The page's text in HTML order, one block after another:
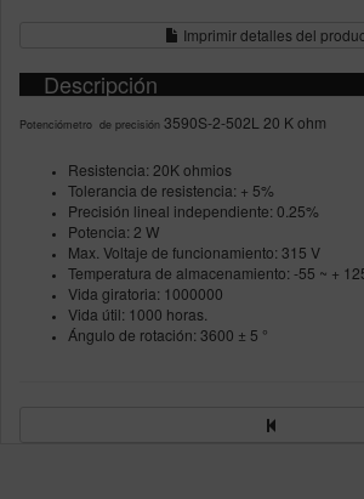
Imprimir detalles del
Descripción
Potenciómetro de precisión 3590S-2-502L 20 K ohm
Resistencia: 20K ohmios
Tolerancia de resistencia: + 5%
Precisión lineal independiente: 0.25%
Potencia: 2 W
Max. Voltaje de funcionamiento: 315 V
Temperatura de almacenamiento: -55 ~ +
Vida giratoria: 1000000
Vida útil: 1000 horas.
Ángulo de rotación: 3600 ± 5 °